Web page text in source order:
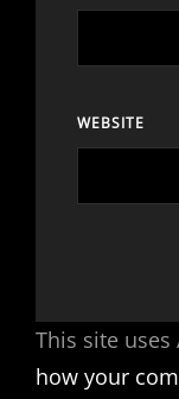
WEBSITE
This site
how your